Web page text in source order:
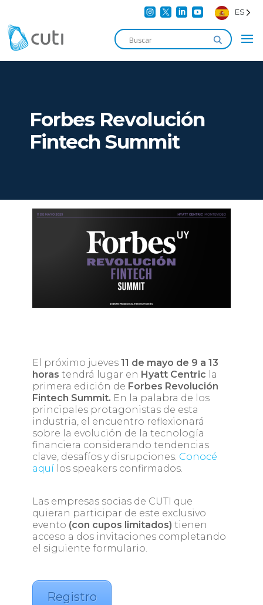
    ES
Forbes Revolución
Fintech Summit
El próximo jueves 11 de mayo de 9 a 13
horas tendrá lugar en Hyatt Centric la
primera edición de Forbes Revolución
Fintech Summit. En la palabra de los
principales protagonistas de esta
industria, el encuentro reflexionará
sobre la evolución de la tecnología
financiera considerando tendencias
clave, desafíos y disrupciones. Conocé
aquí los speakers confirmados.
Las empresas socias de CUTI que
quieran participar de este exclusivo
evento (con cupos limitados) tienen
acceso a dos invitaciones completando
el siguiente formulario.
Registro